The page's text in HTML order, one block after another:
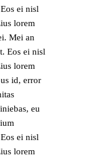
ei nisl
lorem
Mei an
Eos ei nisl
lorem
id, error
eu
ei nisl
lorem